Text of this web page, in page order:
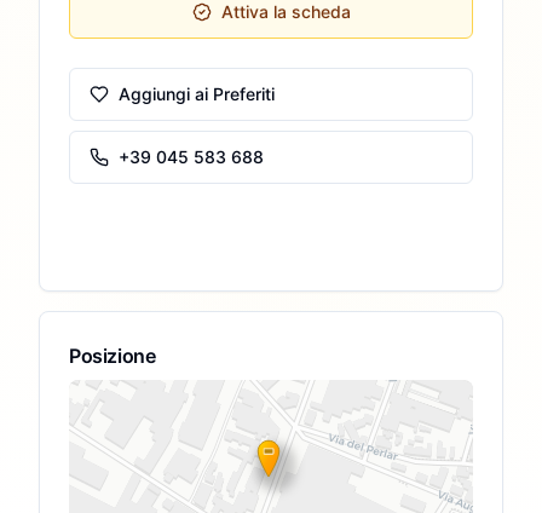
Attiva la scheda
Aggiungi ai Preferiti
+39 045 583 688
Posizione